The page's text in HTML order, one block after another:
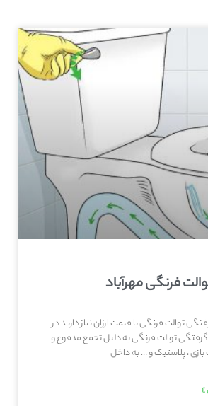
فرنگی مهرآباد
توالت فرنگی با قیمت ارزان نیاز دارید در
توالت فرنگی به دلیل تجمع مدفوع و
بازی ، پلاستیک و … به داخل
»